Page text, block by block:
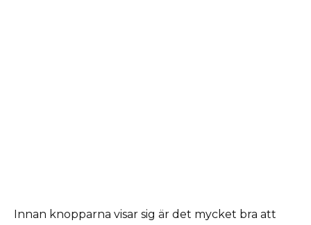
Innan knopparna visar sig är det mycket bra att